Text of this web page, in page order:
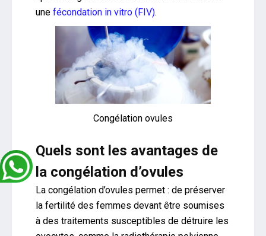
une fécondation in vitro (FIV).
Congélation ovules
Quels sont les avantages de
la congélation d’ovules
La congélation d’ovules permet : de préserver
la fertilité des femmes devant être soumises
à des traitements susceptibles de détruire les